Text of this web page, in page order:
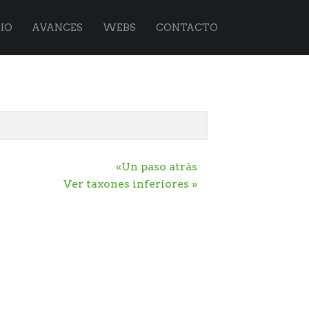
AVANCES WEBS CONTACTO
«Un paso atrás
Ver taxones inferiores »